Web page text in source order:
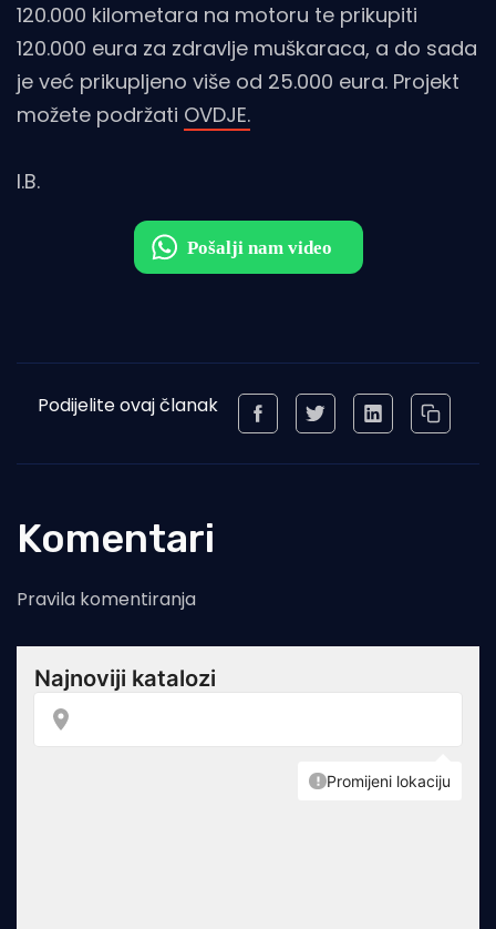
120.000 kilometara na motoru te prikupiti
120.000 eura za zdravlje muškaraca, a do sada
je već prikupljeno više od 25.000 eura. Projekt
možete podržati OVDJE.
I.B.
Podijelite ovaj članak
Komentari
Pravila komentiranja